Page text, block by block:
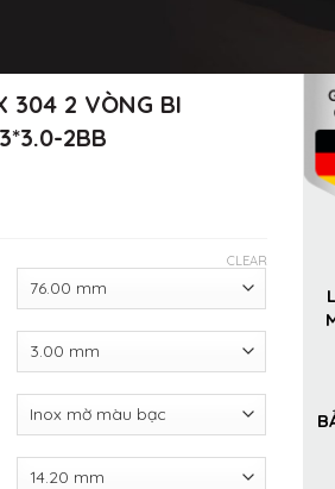
304 2 VÒNG BI
2BB
CLEAR